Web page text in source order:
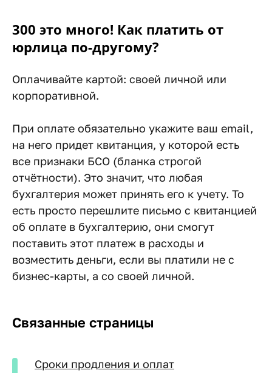
300 это много! Как платить от
юрлица по-другому?
Оплачивайте картой: своей личной или
корпоративной.
При оплате обязательно укажите ваш email,
на него придет квитанция, у которой есть
все признаки БСО (бланка строгой
отчётности). Это значит, что любая
бухгалтерия может принять его к учету. То
есть просто перешлите письмо с квитанцией
об оплате в бухгалтерию, они смогут
поставить этот платеж в расходы и
возместить деньги, если вы платили не с
бизнес-карты, а со своей личной.
Связанные страницы
Сроки продления и оплат